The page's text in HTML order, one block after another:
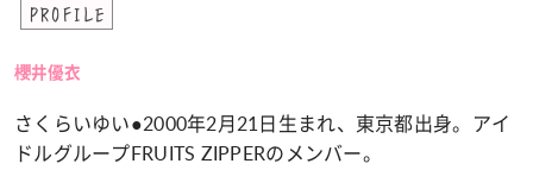
PROFILE
櫻井優衣
さくらいゆい●2000年2月21日生まれ、東京都出身。アイ
ドルグループFRUITS ZIPPERのメンバー。